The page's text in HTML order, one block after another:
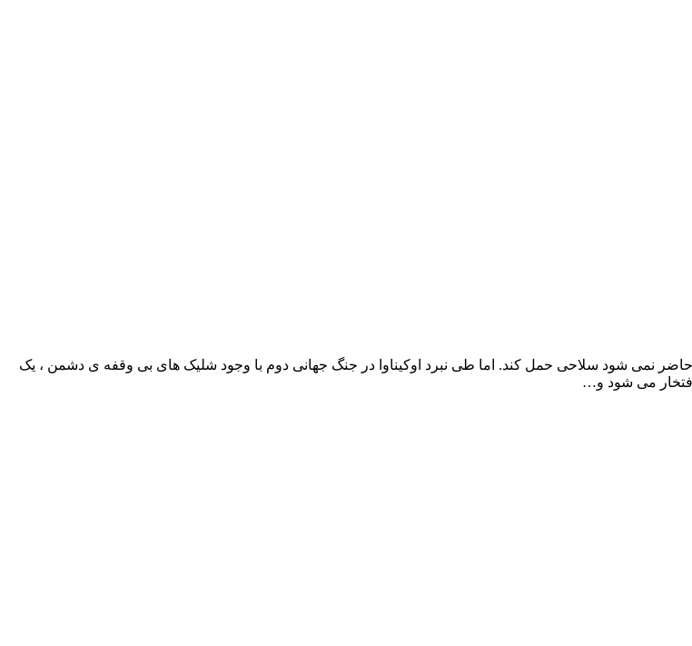
نمی شود سلاحی حمل کند. اما طی نبرد اوکیناوا در جنگ جهانی دوم با وجود شلیک های بی وقفه ی دشمن ، یک